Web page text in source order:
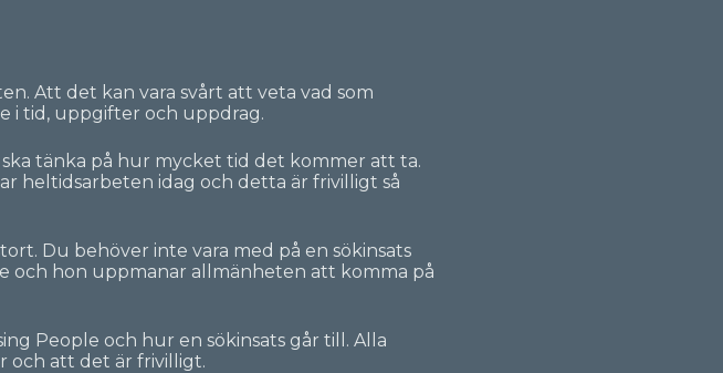
Att det kan vara svårt att veta vad som
i tid, uppgifter och uppdrag.
tänka på hur mycket tid det kommer att ta.
heltidsarbeten idag och detta är frivilligt så
Du behöver inte vara med på en sökinsats
och hon uppmanar allmänheten att komma på
People och hur en sökinsats går till. Alla
och att det är frivilligt.